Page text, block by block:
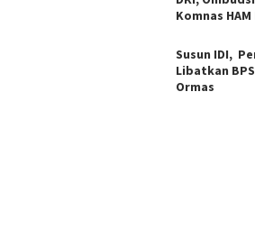
Komnas
Susun IDI,
Libatkan
Ormas